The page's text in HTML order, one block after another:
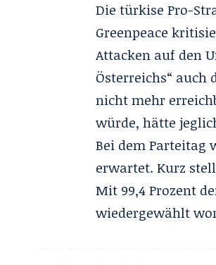
Die türkise Pro-
Greenpeace
Attacken auf den
Österreichs“
nicht mehr
würde, hätte
Bei dem Parteitag
erwartet. Kurz
Mit 99,4 Prozent
wiedergewählt